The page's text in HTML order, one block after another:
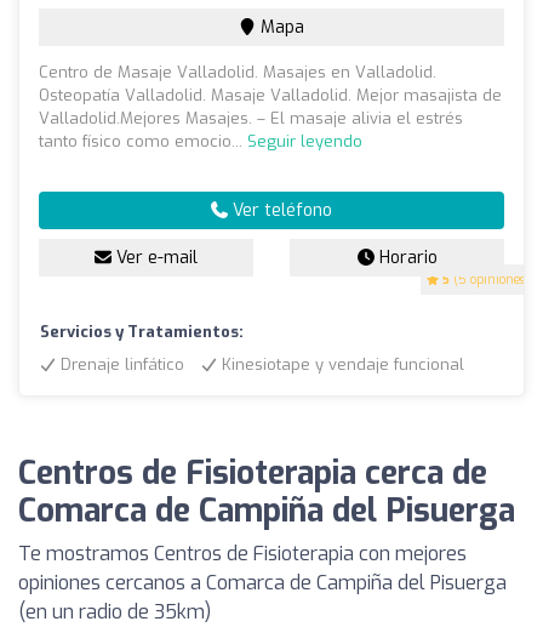
5 (5 opiniones)
Mapa
Centro de Masaje Valladolid. Masajes en Valladolid.
Osteopatía Valladolid. Masaje Valladolid. Mejor masajista de
Valladolid.Mejores Masajes. – El masaje alivia el estrés
tanto físico como emocio... Seguir leyendo
Ver teléfono
Ver e-mail Horario
Servicios y Tratamientos:
Drenaje linfático
Kinesiotape y vendaje funcional
Centros de Fisioterapia cerca de
Comarca de Campiña del Pisuerga
Te mostramos Centros de Fisioterapia con mejores
opiniones cercanos a Comarca de Campiña del Pisuerga
(en un radio de 35km)